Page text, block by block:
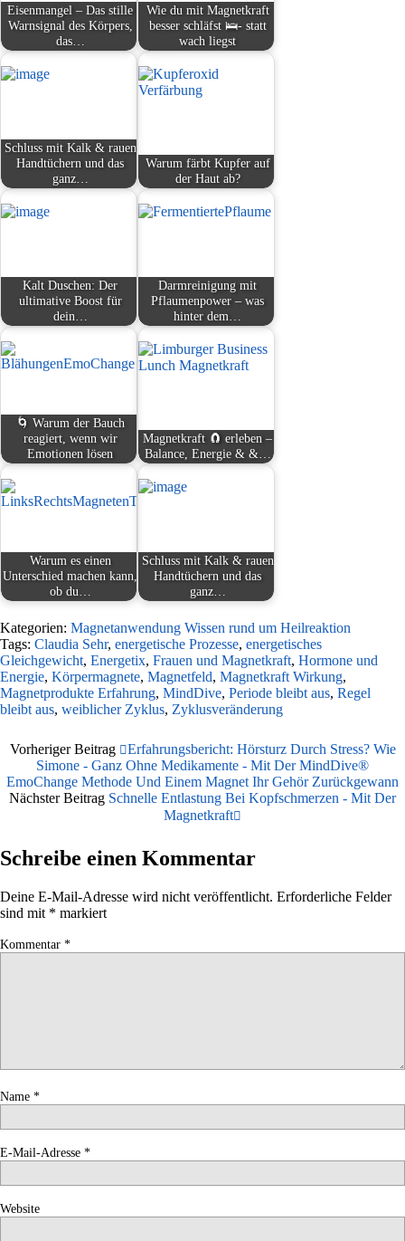
Eisenmangel – Das stille
Warnsignal des Körpers,
das…
Wie du mit Magnetkraft
besser schläfst 🛌- statt
wach liegst
Schluss mit Kalk & rauen
Handtüchern und das
ganz…
Warum färbt Kupfer auf
der Haut ab?
Kalt Duschen: Der
ultimative Boost für
dein…
Darmreinigung mit
Pflaumenpower – was
hinter dem…
🌀 Warum der Bauch
reagiert, wenn wir
Emotionen lösen
Magnetkraft 🧲 erleben –
Balance, Energie & &…
Warum es einen
Unterschied machen kann,
ob du…
Schluss mit Kalk & rauen
Handtüchern und das
ganz…
Kategorien: Magnetanwendung Wissen rund um Heilreaktion
Tags: Claudia Sehr, energetische Prozesse, energetisches
Gleichgewicht, Energetix, Frauen und Magnetkraft, Hormone und
Energie, Körpermagnete, Magnetfeld, Magnetkraft Wirkung,
Magnetprodukte Erfahrung, MindDive, Periode bleibt aus, Regel
bleibt aus, weiblicher Zyklus, Zyklusveränderung
Vorheriger Beitrag
Erfahrungsbericht: Hörsturz Durch Stress? Wie
Simone - Ganz Ohne Medikamente - Mit Der MindDive®
EmoChange Methode Und Einem Magnet Ihr Gehör Zurückgewann
Nächster Beitrag Schnelle Entlastung Bei Kopfschmerzen - Mit Der
Magnetkraft
Schreibe einen Kommentar
Deine E-Mail-Adresse wird nicht veröffentlicht. Erforderliche Felder
sind mit * markiert
Kommentar *
Name *
E-Mail-Adresse *
Website